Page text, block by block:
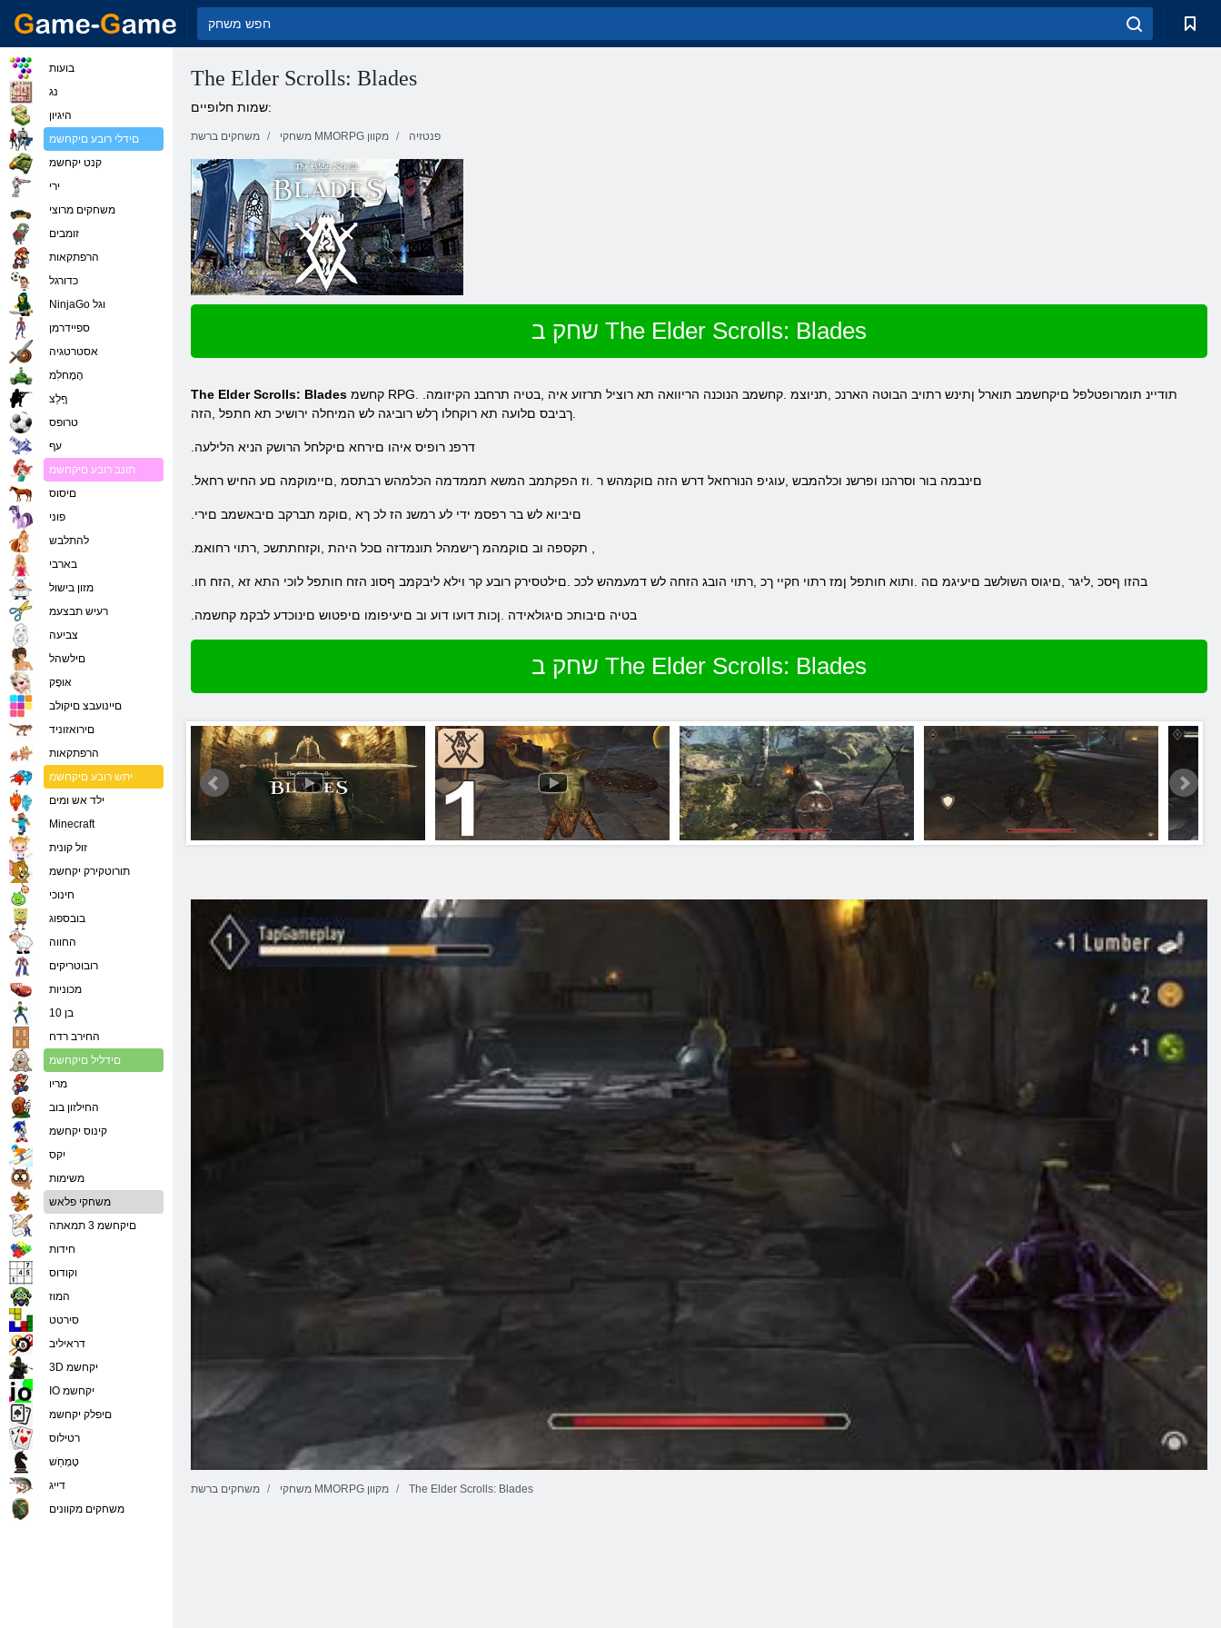
The Elder Scrolls: Blades
שמות חלופיים:
משחקים ברשת משחקי MMORPG מקוון פנטזיה
שחק ב The Elder Scrolls: Blades
The Elder Scrolls: Blades
.ךביבס םלועה תא רוקחלו ךלש רוביגה לש המיחלה ירושיכ תא חתפל ,הזה
.דרפנ רופיס איהו םירחא םיקלחל הרושק הניא הלילעה
.םינבמה בור וסרהנו ופרשנ וכלהמבש ,עוגיפ הנורחאל דרש הזה םוקמהש ר .וז הפקתמב המשא תממדמה הכלמהש רבתסמ ,םיימוקמה םע החיש רחאל
.םיביוא לש בר רפסמ ידי לע רמשנ הז לכ ךא ,םוקמ תברקב םיבאשמב םירי
.בהזו ףסכ ,ליגר ,םיגוס השולשב םיעיגמ םה .ותוא חותפל ןמז רתוי חקיי ךכ ,רתוי הובג הזחה לש דמעמהש לככ .םילטסירק רובע קר וילא ליבקמב ףסונ הזח חותפל לוכי התא זא ,הזח חו
.בטיה םיבותכ םיגולאידה .ןכות דועו דוע וב םיעיפומו םיפטוש םינוכדע לבקמ קחשמה
שחק ב The Elder Scrolls: Blades
משחקים ברשת משחקי MMORPG מקוון The Elder Scrolls: Blades
בועות
נג
היגיון
םידלי רובע םיקחשמ
קנט יקחשמ
ירי
משחקים מרוצי
זומבים
הרפתקאות
כדורגל
NinjaGo וגל
ספיידרמן
אסטרטגיה
הָמָחלִמ
ףָלַצ
טרופס
עף
תונב רובע םיקחשמ
םיסוס
פוני
להתלבש
בארבי
מזון בישול
רעיש תבצעמ
צביעה
םילשהל
אּופָק
םיינועבצ םיקולב
םירואזוניד
הרפתקאות
יתש רובע םיקחשמ
ילד אש ומים
Minecraft
זול קונית
תורוטקירק יקחשמ
חינוכי
בובספוג
החווה
רובוטריקים
מכוניות
בן 10
החירב רדח
םידליל םיקחשמ
מריו
החילזון בוב
קינוס יקחשמ
יִקס
משימות
משחקי פלאש
םיקחשמ 3 תמאתה
חידות
וקודוס
המוז
סירטט
דראיליב
3D יקחשמ
IO יקחשמ
םיפלק יקחשמ
רטילוס
טָמְחַׁש
דייג
משחקים מקוונים